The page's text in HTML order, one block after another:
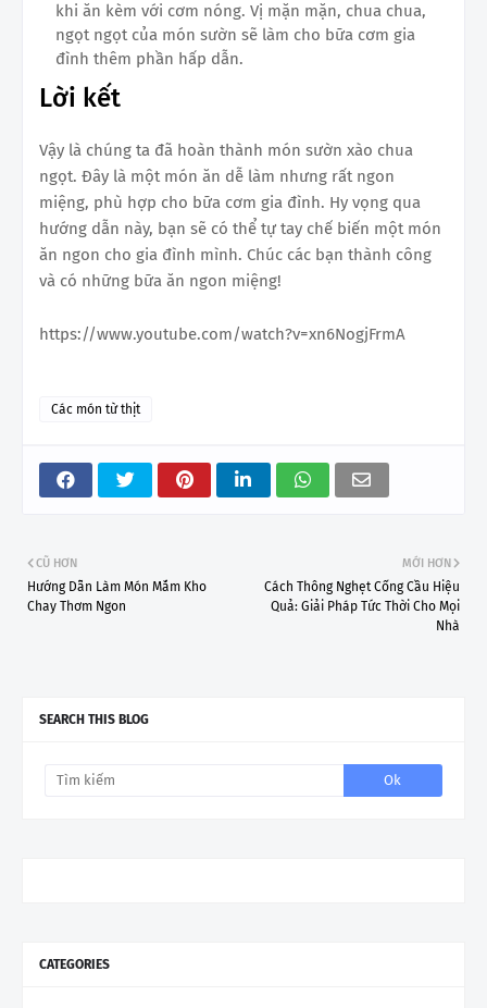
khi ăn kèm với cơm nóng. Vị mặn mặn, chua chua,
ngọt ngọt của món sườn sẽ làm cho bữa cơm gia
đình thêm phần hấp dẫn.
Lời kết
Vậy là chúng ta đã hoàn thành món sườn xào chua
ngọt. Đây là một món ăn dễ làm nhưng rất ngon
miệng, phù hợp cho bữa cơm gia đình. Hy vọng qua
hướng dẫn này, bạn sẽ có thể tự tay chế biến một món
ăn ngon cho gia đình mình. Chúc các bạn thành công
và có những bữa ăn ngon miệng!
https://www.youtube.com/watch?v=xn6NogjFrmA
Các món từ thịt
MỚI HƠN
Cách Thông Nghẹt Cống Cầu Hiệu
Quả: Giải Pháp Tức Thời Cho Mọi
Nhà
CŨ HƠN
Hướng Dẫn Làm Món Mắm Kho
Chay Thơm Ngon
SEARCH THIS BLOG
CATEGORIES